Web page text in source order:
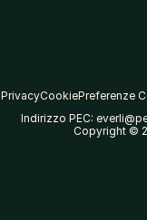
PrivacyCookiePreferenze
Indirizzo PEC:
Copyright ©